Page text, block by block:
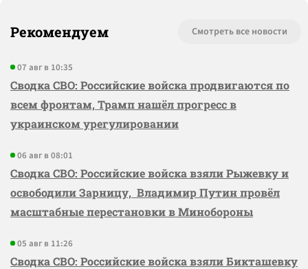
Рекомендуем Смотреть все новости
07 авг в 10:35
Сводка СВО: Российские войска продвигаются по
всем фронтам, Трамп нашёл прогресс в
украинском урегулировании
06 авг в 08:01
Сводка СВО: Российские войска взяли Рыжевку и
освободили Зарницу, Владимир Путин провёл
масштабные перестановки в Минобороны
05 авг в 11:26
Сводка СВО: Российские войска взяли Бикташевку